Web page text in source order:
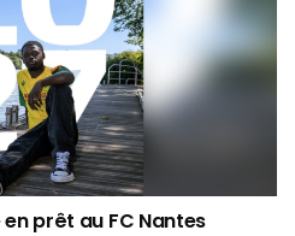
prêt au FC Nantes